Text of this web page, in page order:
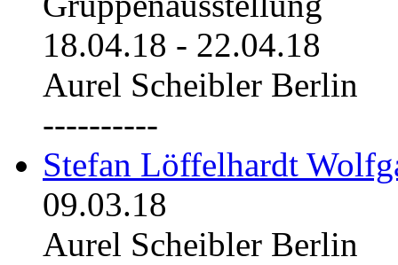
18.04.18 - 22.04.18
Aurel Scheibler Berlin
----------
Stefan Löffelhardt
09.03.18
Aurel Scheibler Berlin